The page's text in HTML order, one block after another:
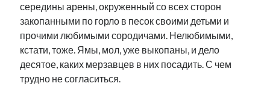
середины арены, окруженный со всех сторон
закопанными по горло в песок своими детьми и
прочими любимыми сородичами. Нелюбимыми,
кстати, тоже. Ямы, мол, уже выкопаны, и дело
десятое, каких мерзавцев в них посадить. С чем
трудно не согласиться.